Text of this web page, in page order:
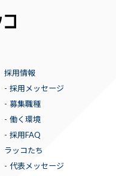
採用情報
採用メッセージ
募集職種
働く環境
採用FAQ
ラッコたち
代表メッセージ